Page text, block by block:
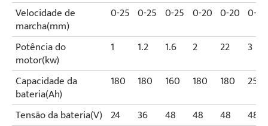
Velocidade de
marcha(mm)
0-25 0-25 0-25 0-20 0-20 0-20
Potência do
motor(kw)
1 1.2 1.6 2 22
3
Capacidade da
bateria(Ah)
180 180 160 180 180
250
Tensão da bateria(V) 24 36 48 48 48
48